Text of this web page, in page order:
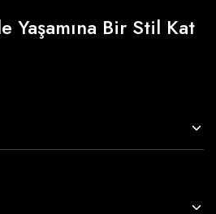
Yaşamına Bir Stil Kat